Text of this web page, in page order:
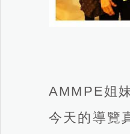
AMMPE姐
今天的導覽